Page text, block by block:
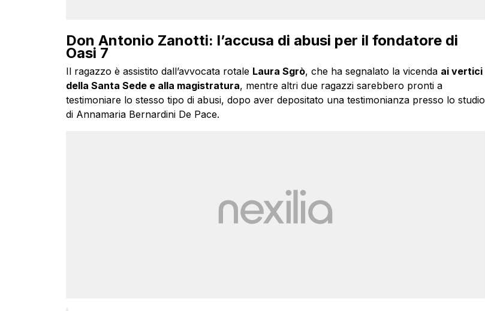
Don Antonio Zanotti: l’accusa di abusi per il fondatore di
Oasi 7
Il ragazzo è assistito dall’avvocata rotale Laura Sgrò, che ha segnalato la vicenda ai vertici
della Santa Sede e alla magistratura, mentre altri due ragazzi sarebbero pronti a
testimoniare lo stesso tipo di abusi, dopo aver depositato una testimonianza presso lo studio
di Annamaria Bernardini De Pace.